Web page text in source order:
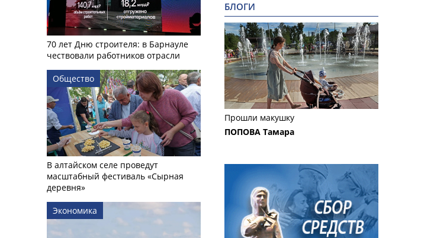
70 лет Дню строителя: в Барнауле
чествовали работников отрасли
Общество
В алтайском селе проведут
масштабный фестиваль «Сырная
деревня»
Экономика
БЛОГИ
Прошли макушку
ПОПОВА Тамара